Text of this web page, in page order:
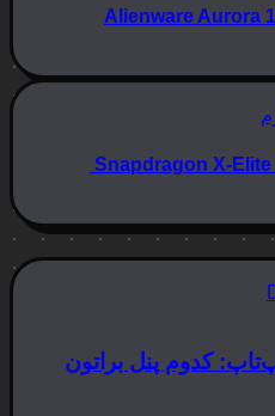
کدوم پنل براتون